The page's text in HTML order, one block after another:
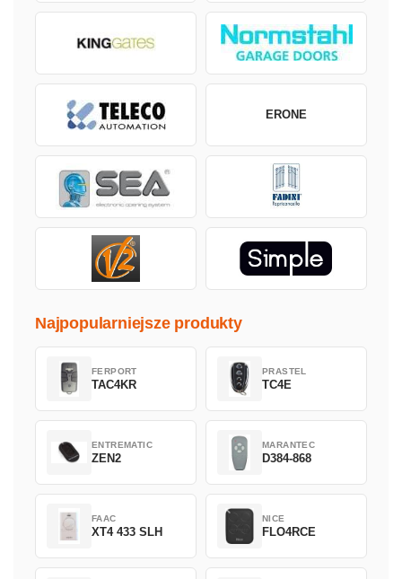
ERONE
Najpopularniejsze produkty
FERPORT
TAC4KR
PRASTEL
TC4E
ENTREMATIC
ZEN2
MARANTEC
D384-868
FAAC
XT4 433 SLH
NICE
FLO4RCE